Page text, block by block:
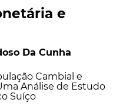
e
Da Cunha
Cambial e
Análise de Estudo
Suíço